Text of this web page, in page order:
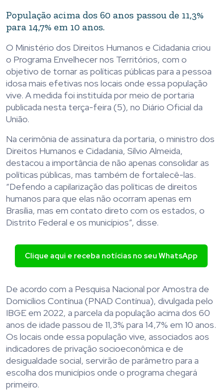
População acima dos 60 anos passou de 11,3%
para 14,7% em 10 anos.
O Ministério dos Direitos Humanos e Cidadania criou
o Programa Envelhecer nos Territórios, com o
objetivo de tornar as políticas públicas para a pessoa
idosa mais efetivas nos locais onde essa população
vive. A medida foi instituída por meio de portaria
publicada nesta terça-feira (5), no Diário Oficial da
União.
Na cerimônia de assinatura da portaria, o ministro dos
Direitos Humanos e Cidadania, Sílvio Almeida,
destacou a importância de não apenas consolidar as
políticas públicas, mas também de fortalecê-las.
“Defendo a capilarização das políticas de direitos
humanos para que elas não ocorram apenas em
Brasília, mas em contato direto com os estados, o
Distrito Federal e os municípios”, disse.
Clique aqui e receba notícias no seu WhatsApp
De acordo com a Pesquisa Nacional por Amostra de
Domicílios Contínua (PNAD Contínua), divulgada pelo
IBGE em 2022, a parcela da população acima dos 60
anos de idade passou de 11,3% para 14,7% em 10 anos.
Os locais onde essa população vive, associados aos
indicadores de privação socioeconômica e de
desigualdade social, servirão de parâmetro para a
escolha dos municípios onde o programa chegará
primeiro.